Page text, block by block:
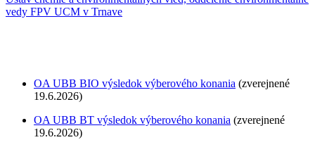
vedy FPV UCM v Trnave
OA UBB BIO výsledok výberového konania (zverejnené
19.6.2026)
OA UBB BT výsledok výberového konania (zverejnené
19.6.2026)